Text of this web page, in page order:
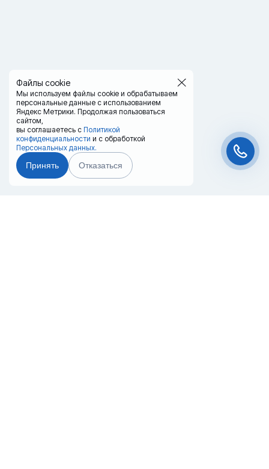
Файлы cookie
Мы используем файлы cookie и обрабатываем
персональные данные с использованием
Яндекс Метрики. Продолжая пользоваться
сайтом,
вы соглашаетесь с Политикой
конфиденциальности и с обработкой
Персональных данных.
Принять Отказаться